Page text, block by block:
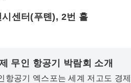
센터(푸톈), 2번 홀
무인 항공기 박람회 소개
항공기 엑스포는 세계 저고도 경